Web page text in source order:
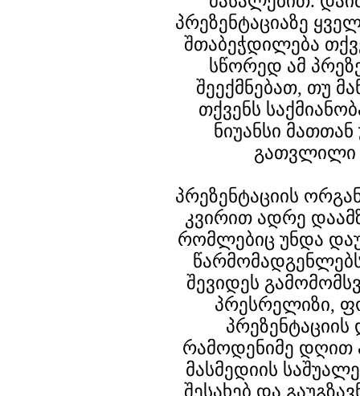
პრეზენტაციაზე
შთაბეჭდილება
სწორედ ამ
შეექმნებათ, თუ
თქვენს
ნიუანსი
გათვლილი
პრეზენტაციის
კვირით ადრე
რომლებიც უნდა
შევიდეს
პრესრელიზი,
რამოდენიმე დღით
მასმედიის
შესახებ და